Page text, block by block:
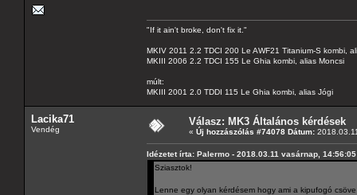
"If it ain't broke, don't fix it."
MKIV 2011 2.2 TDCI 200 Le AWF21 Titanium-S kombi,
MKIII 2006 2.2 TDCI 155 Le Ghia kombi, alias Moncsi
múlt:
MKIII 2001 2.0 TDDI 115 Le Ghia kombi, alias Jógi
Lacika71
Vendég
Válasz: MK3 Általános kérdések
« Új hozzászólás #74078 Dátum:
Idézetet írta: Palermo - 2018.03.11 vasárnap, 14:56:05
Sziasztok!
Lenne egy olyan kérdésem hogy ami a kipufogó